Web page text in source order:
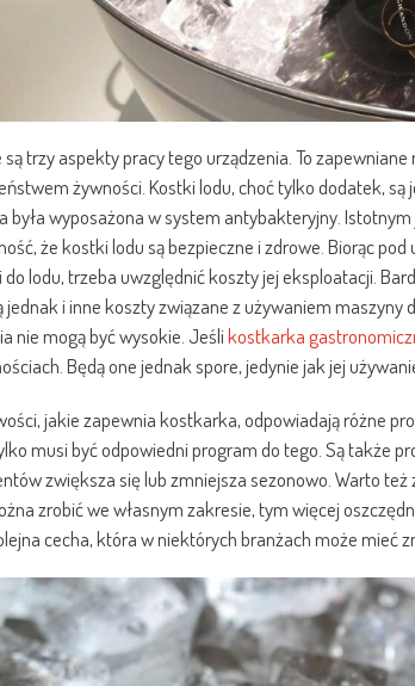
są trzy aspekty pracy tego urządzenia. To
żywności. Kostki lodu, choć tylko dodatek,
była wyposażona w system antybakteryjny.
że kostki lodu są bezpieczne i zdrowe. Biorąc
lodu, trzeba uwzględnić koszty jej eksploatacji.
jednak i inne koszty związane z używaniem maszyny
nie mogą być wysokie. Jeślikostkarka
Będą one jednak spore, jedynie jak jej
jakie zapewnia kostkarka, odpowiadają różne
musi być odpowiedni program do tego. Są także
zwiększa się lub zmniejsza sezonowo. Warto
zrobić we własnym zakresie, tym więcej
cecha, która w niektórych branżach może mieć